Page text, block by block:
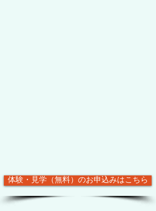
体験・見学（無料）のお申込みはこちら